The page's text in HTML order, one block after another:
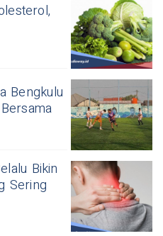
Bengkulu
Bikin
Sering